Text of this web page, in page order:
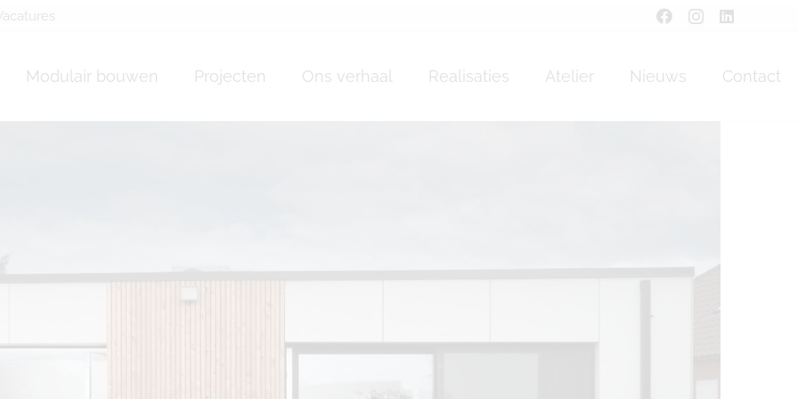
Modulair bouwen Projecten Ons verhaal Realisaties Atelier Nieuws Contact
Tinlot